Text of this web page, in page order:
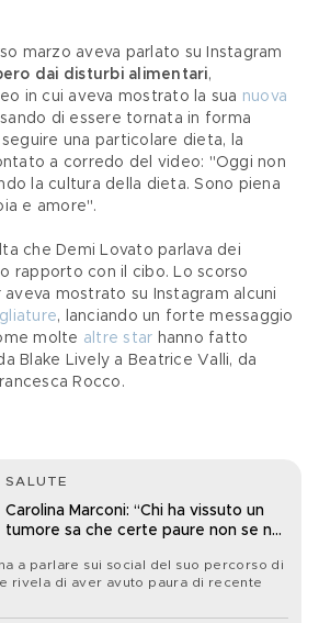
marzo aveva parlato su Instagram
dai disturbi alimentari,
in cui aveva mostrato la sua nuova
di essere tornata in forma
una particolare dieta, la
a corredo del video: "Oggi non
la cultura della dieta. Sono piena
e amore".
rapporto con il cibo. Lo scorso
mostrato su Instagram alcuni
, lanciando un forte messaggio
molte altre star hanno fatto
Blake Lively a Beatrice Valli, da
Rocco.
SALUTE
Carolina Marconi: “Chi ha vissuto un
tumore sa che certe paure non se ne
a parlare sui social del suo percorso di
rivela di aver avuto paura di recente